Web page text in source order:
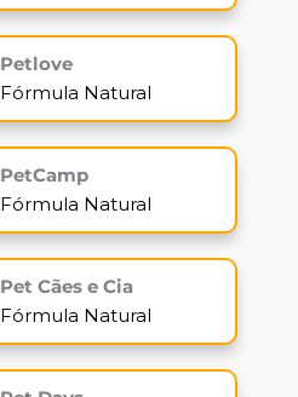
Petlove
Fórmula Natural
PetCamp
Fórmula Natural
Pet Cães e Cia
Fórmula Natural